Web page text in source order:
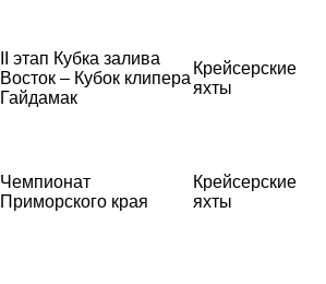
II этап Кубка залива
Восток – Кубок клипера
Гайдамак
Крейсерские
яхты
Чемпионат
Приморского края
Крейсерские
яхты